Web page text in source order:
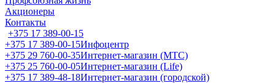
Акционеры
Контакты
+375 17 389-00-15
+375 17 389-00-15Инфоцентр
+375 29 760-00-35Интернет-магазин (МТС)
+375 25 760-00-05Интернет-магазин (Life)
+375 17 389-48-18Интернет-магазин (городской)